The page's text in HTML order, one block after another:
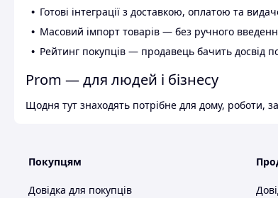
Готові інтеграції з доставкою, оплатою та
Масовий імпорт товарів — без ручного
Рейтинг покупців — продавець бачить досвід
Prom — для людей і бізнесу
Щодня тут знаходять потрібне для дому, роботи,
Покупцям
Довідка для покупців